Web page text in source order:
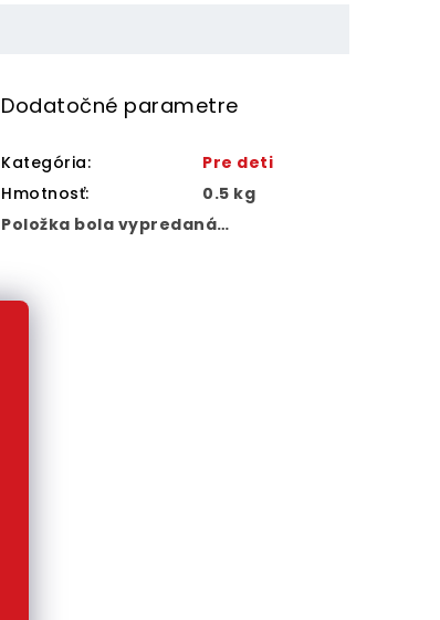
Dodatočné parametre
Kategória:
Pre deti
Hmotnosť:
0.5 kg
Položka bola vypredaná…